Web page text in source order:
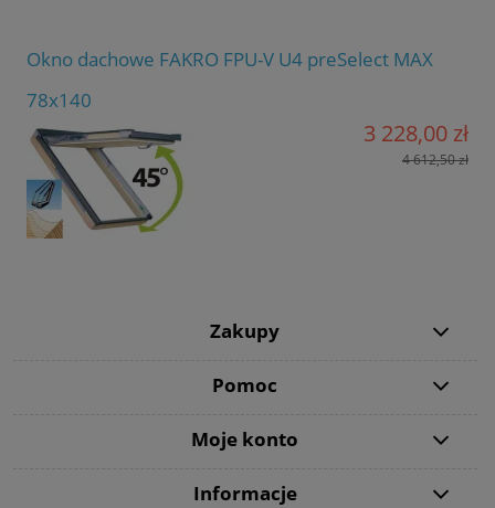
Okno dachowe FAKRO FPU-V U4 preSelect MAX
78x140
3 228,00 zł
4 612,50 zł
Zakupy
Pomoc
Moje konto
Informacje